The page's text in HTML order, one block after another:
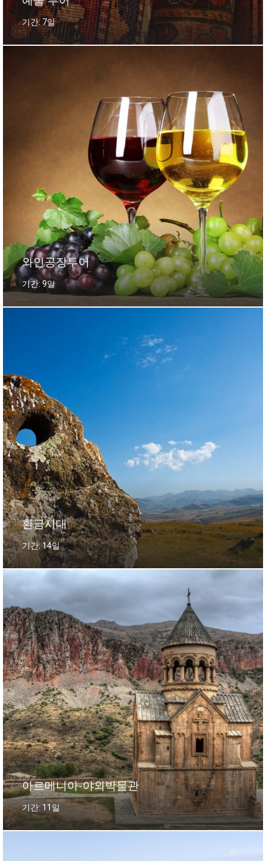
기간: 7일
와인공장투어
기간: 9일
환금시대
기간: 14일
아르메니아-야외박물관
기간: 11일